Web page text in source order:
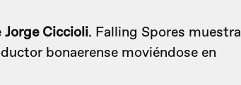
Jorge Ciccioli. Falling Spores muestra
bonaerense moviéndose en